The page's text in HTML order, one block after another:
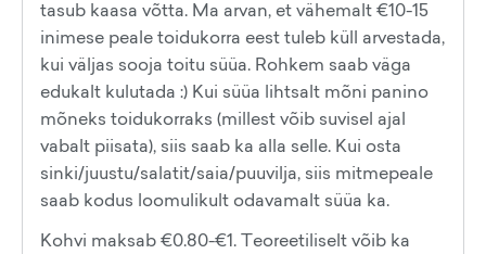
tasub kaasa võtta. Ma arvan, et vähemalt €10-15
inimese peale toidukorra eest tuleb küll arvestada,
kui väljas sooja toitu süüa. Rohkem saab väga
edukalt kulutada :) Kui süüa lihtsalt mõni panino
mõneks toidukorraks (millest võib suvisel ajal
vabalt piisata), siis saab ka alla selle. Kui osta
sinki/juustu/salatit/saia/puuvilja, siis mitmepeale
saab kodus loomulikult odavamalt süüa ka.
Kohvi maksab €0.80-€1. Teoreetiliselt võib ka